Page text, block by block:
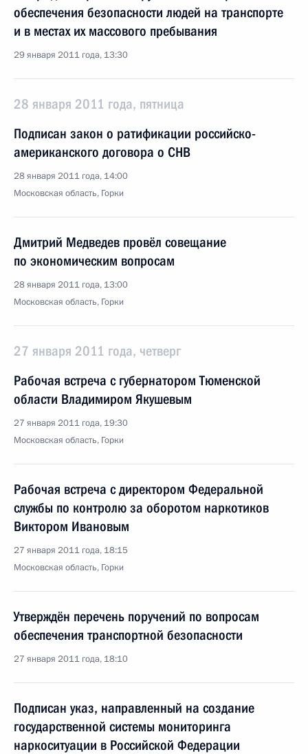
обеспечения безопасности людей на транспорте
и в местах их массового пребывания
29 января 2011 года, 13:30
28 января 2011 года, пятница
Подписан закон о ратификации российско-
американского договора о СНВ
28 января 2011 года, 14:00
Московская область, Горки
Дмитрий Медведев провёл совещание
по экономическим вопросам
28 января 2011 года, 13:00
Московская область, Горки
27 января 2011 года, четверг
Рабочая встреча с губернатором Тюменской
области Владимиром Якушевым
27 января 2011 года, 19:30
Московская область, Горки
Рабочая встреча с директором Федеральной
службы по контролю за оборотом наркотиков
Виктором Ивановым
27 января 2011 года, 18:15
Московская область, Горки
Утверждён перечень поручений по вопросам
обеспечения транспортной безопасности
27 января 2011 года, 18:10
Подписан указ, направленный на создание
государственной системы мониторинга
наркоситуации в Российской Федерации